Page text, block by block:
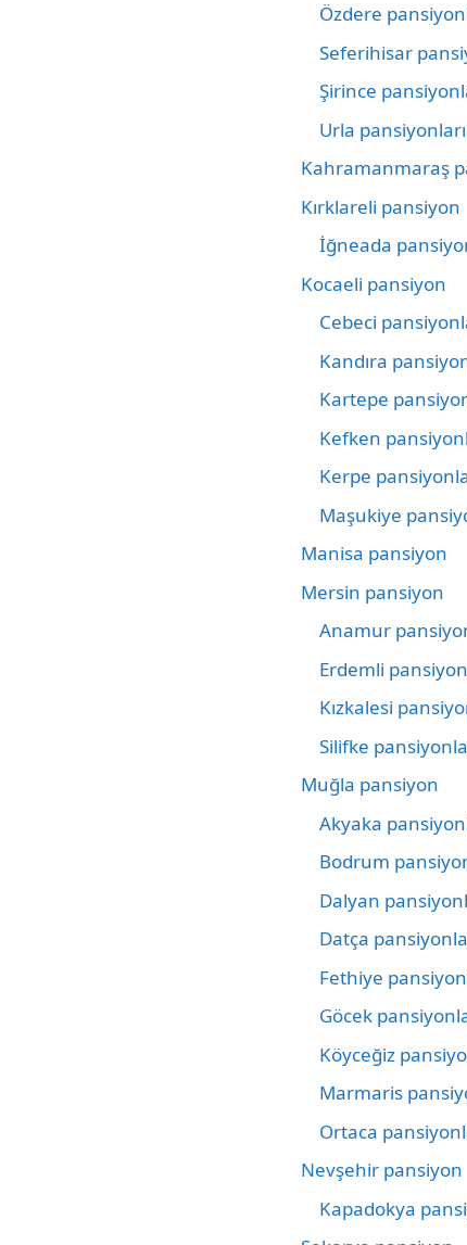
Özdere
Seferihisar
Şirince
Urla pansiyonları
Kahramanmaraş
Kırklareli pansiyon
İğneada
Kocaeli pansiyon
Cebeci
Kandıra
Kartepe
Kefken
Kerpe
Maşukiye
Manisa pansiyon
Mersin pansiyon
Anamur
Erdemli
Kızkalesi
Silifke
Muğla pansiyon
Akyaka
Bodrum
Dalyan
Datça
Fethiye
Göcek
Köyceğiz
Marmaris
Ortaca
Nevşehir pansiyon
Kapadokya